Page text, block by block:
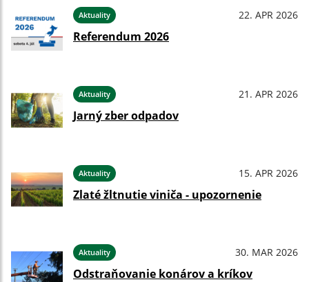
Aktuality 22. APR 2026
Referendum 2026
Aktuality 21. APR 2026
Jarný zber odpadov
Aktuality 15. APR 2026
Zlaté žltnutie viniča - upozornenie
Aktuality 30. MAR 2026
Odstraňovanie konárov a kríkov